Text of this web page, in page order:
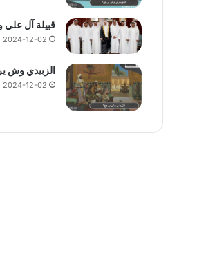
قبيلة آل
2024-12-02
الزبيدي وش
2024-12-02